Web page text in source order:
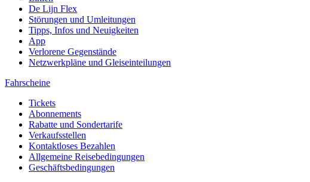
De Lijn Flex
Störungen und Umleitungen
Tipps, Infos und Neuigkeiten
App
Verlorene Gegenstände
Netzwerkpläne und Gleiseinteilungen
Fahrscheine
Tickets
Abonnements
Rabatte und Sondertarife
Verkaufsstellen
Kontaktloses Bezahlen
Allgemeine Reisebedingungen
Geschäftsbedingungen